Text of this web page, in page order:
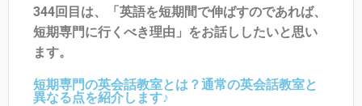
344回目は、「英語を短期間で伸ばすのであれば、
短期専門に行くべき理由」をお話ししたいと思い
ます。
短期専門の英会話教室とは？通常の英会話教室と
異なる点を紹介します♪